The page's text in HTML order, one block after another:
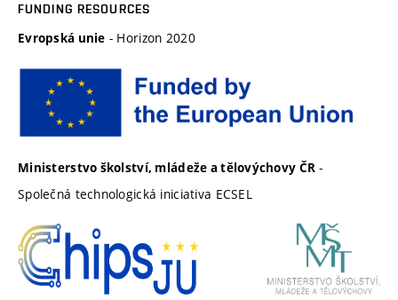
FUNDING RESOURCES
Evropská unie - Horizon 2020
Ministerstvo školství, mládeže a tělovýchovy ČR -
Společná technologická iniciativa ECSEL